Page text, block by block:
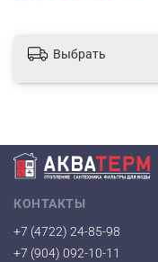
Выбрать
КОНТАКТЫ
+7 (4722) 24-85-98
+7 (904) 092-10-11